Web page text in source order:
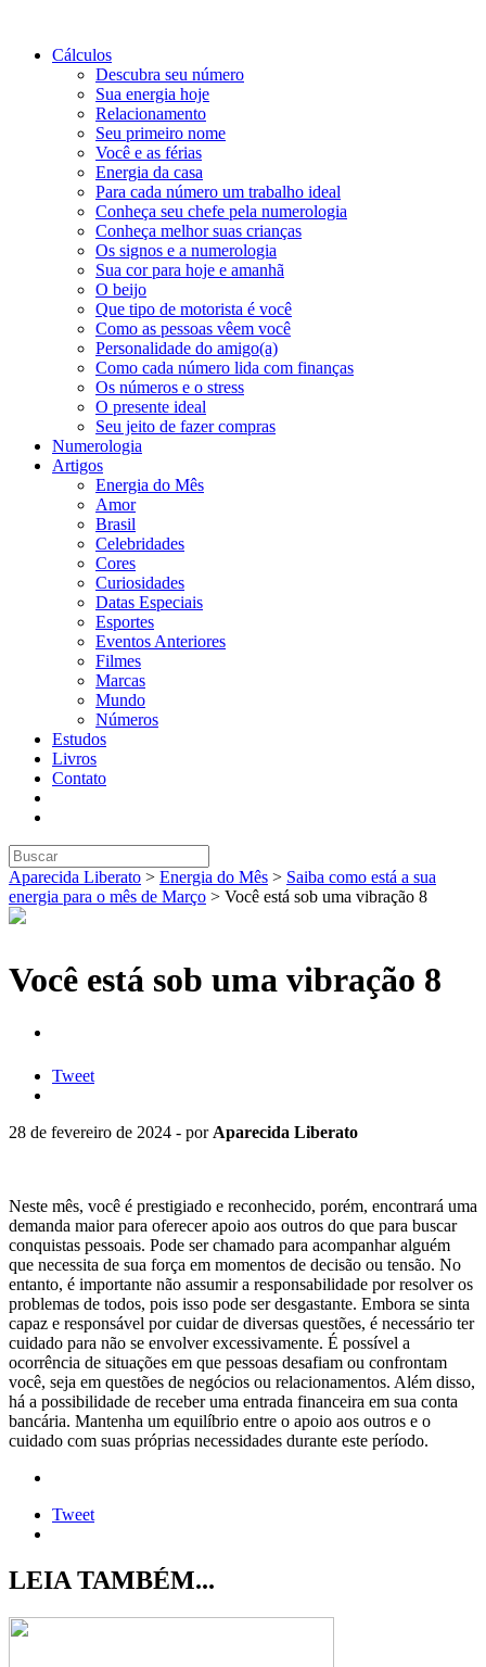
Cálculos
Descubra seu número
Sua energia hoje
Relacionamento
Seu primeiro nome
Você e as férias
Energia da casa
Para cada número um trabalho ideal
Conheça seu chefe pela numerologia
Conheça melhor suas crianças
Os signos e a numerologia
Sua cor para hoje e amanhã
O beijo
Que tipo de motorista é você
Como as pessoas vêem você
Personalidade do amigo(a)
Como cada número lida com finanças
Os números e o stress
O presente ideal
Seu jeito de fazer compras
Numerologia
Artigos
Energia do Mês
Amor
Brasil
Celebridades
Cores
Curiosidades
Datas Especiais
Esportes
Eventos Anteriores
Filmes
Marcas
Mundo
Números
Estudos
Livros
Contato
Aparecida Liberato > Energia do Mês > Saiba como está a sua
energia para o mês de Março > Você está sob uma vibração 8
Você está sob uma vibração 8
Tweet
28 de fevereiro de 2024 - por Aparecida Liberato
Neste mês, você é prestigiado e reconhecido, porém, encontrará uma
demanda maior para oferecer apoio aos outros do que para buscar
conquistas pessoais. Pode ser chamado para acompanhar alguém
que necessita de sua força em momentos de decisão ou tensão. No
entanto, é importante não assumir a responsabilidade por resolver os
problemas de todos, pois isso pode ser desgastante. Embora se sinta
capaz e responsável por cuidar de diversas questões, é necessário ter
cuidado para não se envolver excessivamente. É possível a
ocorrência de situações em que pessoas desafiam ou confrontam
você, seja em questões de negócios ou relacionamentos. Além disso,
há a possibilidade de receber uma entrada financeira em sua conta
bancária. Mantenha um equilíbrio entre o apoio aos outros e o
cuidado com suas próprias necessidades durante este período.
Tweet
LEIA TAMBÉM...